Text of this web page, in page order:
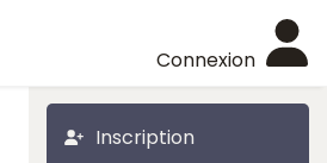
Connexion
Inscription